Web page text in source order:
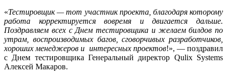
«Тестировщик — тот участник проекта, благодаря которому
работа корректируется вовремя и двигается дальше.
Поздравляем всех с Днем тестировщика и желаем билдов по
утрам, воспроизводимых багов, сговорчивых разработчиков,
хороших менеджеров и интересных проектов!», — поздравил
с Днем тестировщика Генеральный директор Qulix Systems
Алексей Макаров.